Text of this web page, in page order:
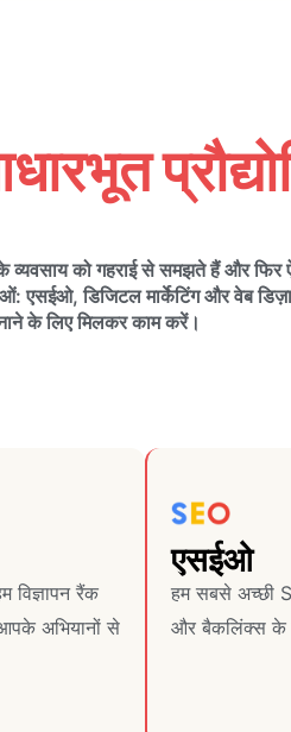
को गहराई से समझते हैं और फिर
एसईओ, डिजिटल मार्केटिंग और वेब
के लिए मिलकर काम करें।
विज्ञापन रैंक
अभियानों से
एसईओ
हम सबसे अच्छी
और बैकलिंक्स के